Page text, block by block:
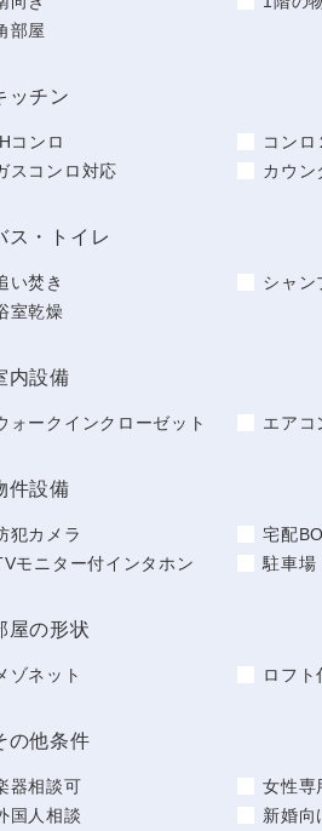
部屋
ッチン
コンロ
コンロ
スコンロ対応
カウン
ス・トイレ
い焚き
シャン
室乾燥
内設備
ォークインクローゼット エアコ
件設備
犯カメラ
宅配
モニター付インタホン
駐車場
屋の形状
ゾネット ロフト
の他条件
器相談可
女性専
国人相談
新婚向